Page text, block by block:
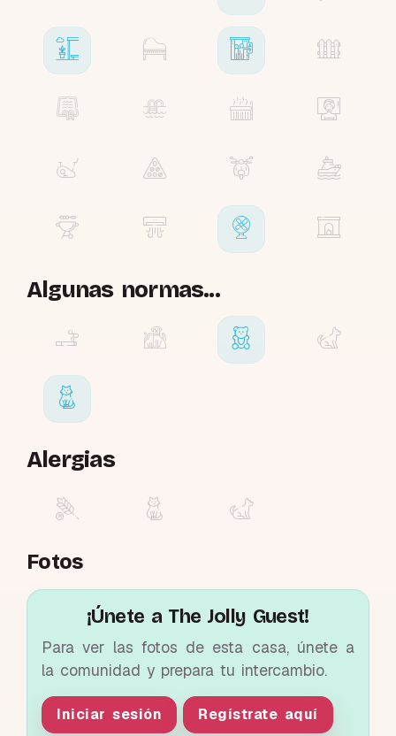
Algunas normas...
Alergias
Fotos
¡Únete a The Jolly Guest!
Para ver las fotos de esta casa, únete a
la comunidad y prepara tu intercambio.
Iniciar sesión Regístrate aquí